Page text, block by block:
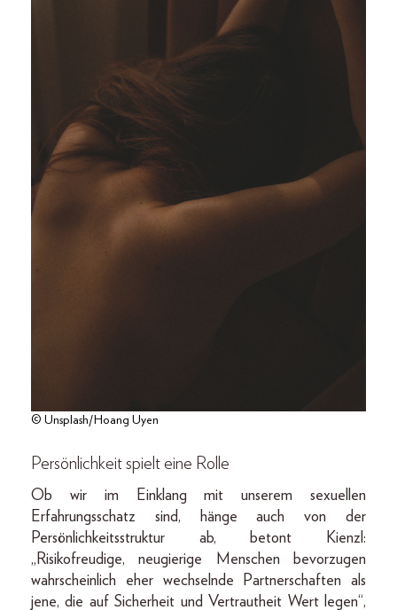
© Unsplash/Hoang Uyen
Persönlichkeit spielt eine Rolle
Ob wir im Einklang mit unserem sexuellen
Erfahrungsschatz sind, hänge auch von der
Persönlichkeitsstruktur ab, betont Kienzl:
„Risikofreudige, neugierige Menschen bevorzugen
wahrscheinlich eher wechselnde Partnerschaften als
jene, die auf Sicherheit und Vertrautheit Wert legen“,